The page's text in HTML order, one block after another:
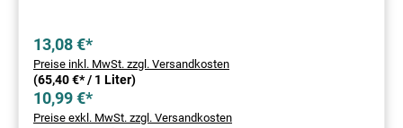
13,08 €*
Preise inkl. MwSt. zzgl. Versandkosten
(65,40 €* / 1 Liter)
10,99 €*
Preise exkl. MwSt. zzgl. Versandkosten